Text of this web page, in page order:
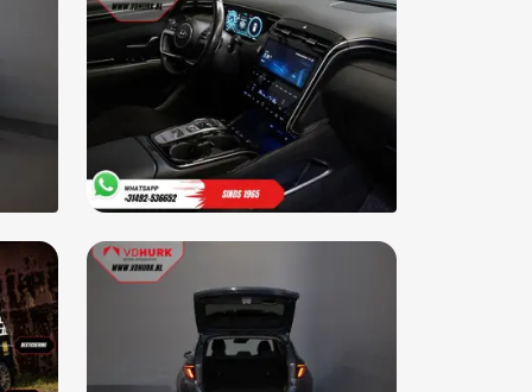
waarschuwing
poort
detectie
herkenning
preventie
voorruit
Cockpit
digitaal instrumentenpaneel
in hoogte verstelbaar
verwarmd